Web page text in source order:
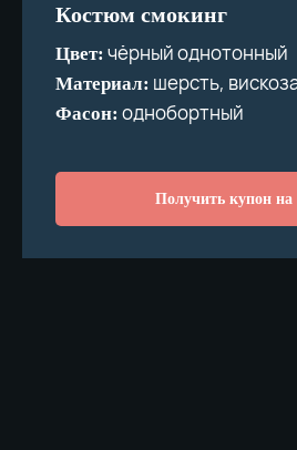
Костюм смокинг
Цвет: чёрный однотонный
Материал: шерсть,
Фасон: однобортный
Получить купон на